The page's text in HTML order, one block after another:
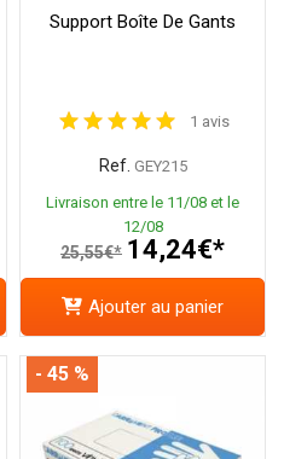
Support Boîte De Gants
1 avis
Ref. GEY215
Livraison entre le 11/08 et le
12/08
25,55€* 14,24€*
Ajouter au panier
- 45 %